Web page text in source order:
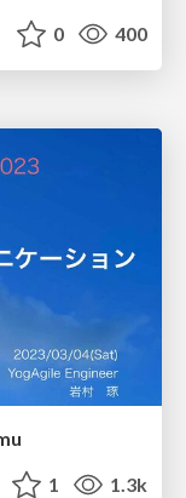
0 400
1 1.3k